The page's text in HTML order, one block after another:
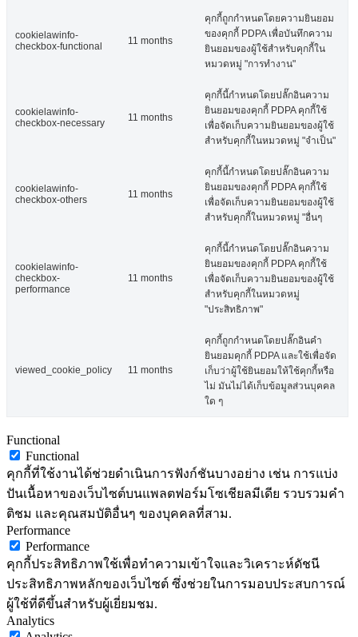
cookielawinfo-
checkbox-functional
11 months
คุกกี้ถูกกำหนดโดยความยินยอม
ของคุกกี้ PDPA เพื่อบันทึกความ
ยินยอมของผู้ใช้สำหรับคุกกี้ใน
หมวดหมู่ "การทำงาน"
cookielawinfo-
checkbox-necessary
11 months
คุกกี้นี้กำหนดโดยปลั๊กอินความ
ยินยอมของคุกกี้ PDPA คุกกี้ใช้
เพื่อจัดเก็บความยินยอมของผู้ใช้
สำหรับคุกกี้ในหมวดหมู่ "จำเป็น"
cookielawinfo-
checkbox-others
11 months
คุกกี้นี้กำหนดโดยปลั๊กอินความ
ยินยอมของคุกกี้ PDPA คุกกี้ใช้
เพื่อจัดเก็บความยินยอมของผู้ใช้
สำหรับคุกกี้ในหมวดหมู่ "อื่นๆ
cookielawinfo-
checkbox-
performance
11 months
คุกกี้นี้กำหนดโดยปลั๊กอินความ
ยินยอมของคุกกี้ PDPA คุกกี้ใช้
เพื่อจัดเก็บความยินยอมของผู้ใช้
สำหรับคุกกี้ในหมวดหมู่
"ประสิทธิภาพ"
viewed_cookie_policy 11 months
คุกกี้ถูกกำหนดโดยปลั๊กอินคำ
ยินยอมคุกกี้ PDPA และใช้เพื่อจัด
เก็บว่าผู้ใช้ยินยอมให้ใช้คุกกี้หรือ
ไม่ มันไม่ได้เก็บข้อมูลส่วนบุคคล
ใด ๆ
Functional
Functional
คุกกี้ที่ใช้งานได้ช่วยดำเนินการฟังก์ชันบางอย่าง เช่น การแบ่ง
ปันเนื้อหาของเว็บไซต์บนแพลตฟอร์มโซเชียลมีเดีย รวบรวมคำ
ติชม และคุณสมบัติอื่นๆ ของบุคคลที่สาม.
Performance
Performance
คุกกี้ประสิทธิภาพใช้เพื่อทำความเข้าใจและวิเคราะห์ดัชนี
ประสิทธิภาพหลักของเว็บไซต์ ซึ่งช่วยในการมอบประสบการณ์
ผู้ใช้ที่ดีขึ้นสำหรับผู้เยี่ยมชม.
Analytics